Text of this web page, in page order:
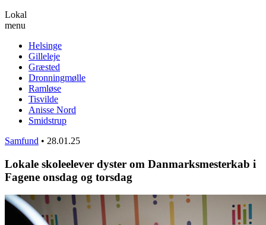
Lokal
menu
Helsinge
Gilleleje
Græsted
Dronningmølle
Ramløse
Tisvilde
Anisse Nord
Smidstrup
Samfund • 28.01.25
Lokale skoleelever dyster om Danmarksmesterkab i
Fagene onsdag og torsdag